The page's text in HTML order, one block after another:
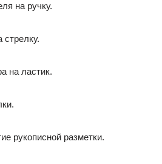
на ручку.
стрелку.
на ластик.
рукописной разметки.